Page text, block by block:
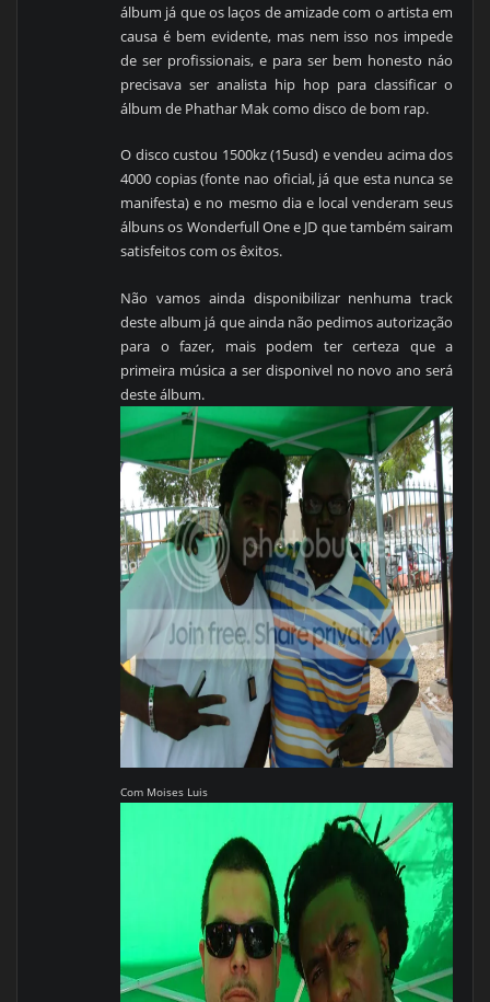
álbum já que os laços de amizade com o artista em
causa é bem evidente, mas nem isso nos impede
de ser profissionais, e para ser bem honesto náo
precisava ser analista hip hop para classificar o
álbum de Phathar Mak como disco de bom rap.
O disco custou 1500kz (15usd) e vendeu acima dos
4000 copias (fonte nao oficial, já que esta nunca se
manifesta) e no mesmo dia e local venderam seus
álbuns os Wonderfull One e JD que também sairam
satisfeitos com os êxitos.
Não vamos ainda disponibilizar nenhuma track
deste album já que ainda não pedimos autorização
para o fazer, mais podem ter certeza que a
primeira música a ser disponivel no novo ano será
deste álbum.
Com Moises Luis